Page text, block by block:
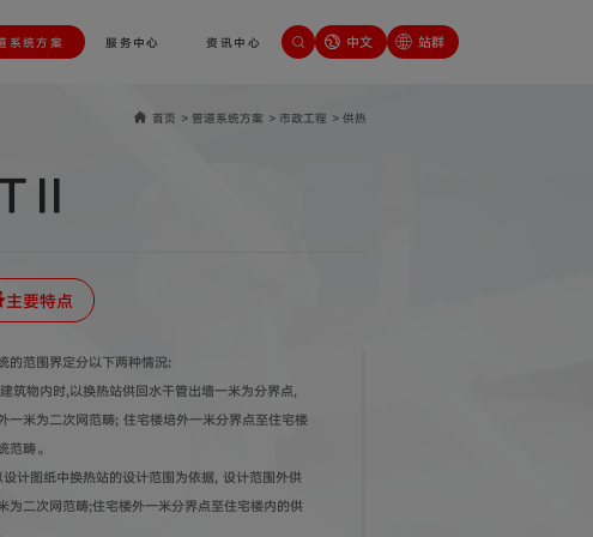
系统方案 服务中心 资讯中心 中文 站群
首页 > 管道系统方案 > 市政工程 > 供热
主要特点
的范围界定分以下两种情況:
筑物内时,以换热站供回水干管出墻一米为分界点,
一米为二次网范畴; 住宅楼培外一米分界点至住宅楼
范畴。
计图纸中换热站的设计范围为依据, 设计范围外供
为二次网范畴;住宅楼外一米分界点至住宅楼内的供